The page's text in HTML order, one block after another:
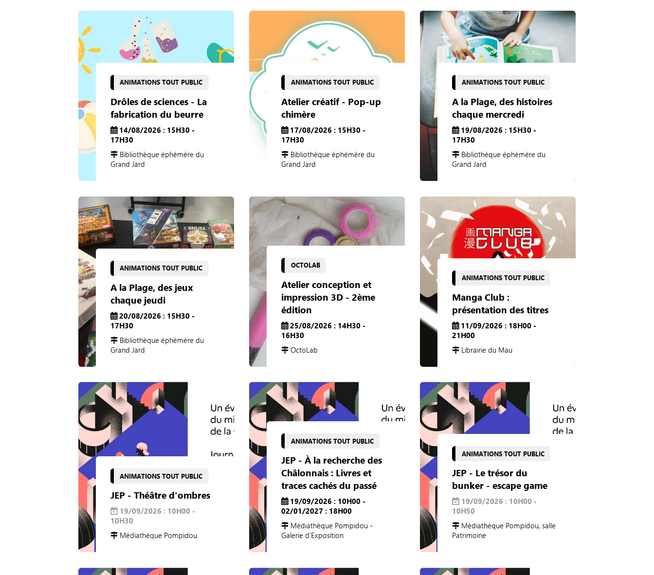
ANIMATIONS TOUT PUBLIC
Drôles de sciences - La
fabrication du beurre
14/08/2026 : 15H30 -
17H30
Bibliothèque éphémère du
Grand Jard
ANIMATIONS TOUT PUBLIC
Atelier créatif - Pop-up
chimère
17/08/2026 : 15H30 -
17H30
Bibliothèque éphémère du
Grand Jard
ANIMATIONS TOUT PUBLIC
A la Plage, des histoires
chaque mercredi
19/08/2026 : 15H30 -
17H30
Bibliothèque éphémère du
Grand Jard
ANIMATIONS TOUT PUBLIC
A la Plage, des jeux
chaque jeudi
20/08/2026 : 15H30 -
17H30
Bibliothèque éphémère du
Grand Jard
OCTOLAB
Atelier conception et
impression 3D - 2ème
édition
25/08/2026 : 14H30 -
16H30
OctoLab
ANIMATIONS TOUT PUBLIC
Manga Club :
présentation des titres
11/09/2026 : 18H00 -
21H00
Librairie du Mau
ANIMATIONS TOUT PUBLIC
JEP - Théâtre d'ombres
19/09/2026 : 10H00 -
10H30
Médiathèque Pompidou
ANIMATIONS TOUT PUBLIC
JEP - À la recherche des
Châlonnais : Livres et
traces cachés du passé
19/09/2026 : 10H00 -
02/01/2027 : 18H00
Médiathèque Pompidou -
Galerie d'Exposition
ANIMATIONS TOUT PUBLIC
JEP - Le trésor du
bunker - escape game
19/09/2026 : 10H00 -
10H50
Médiathèque Pompidou, salle
Patrimoine